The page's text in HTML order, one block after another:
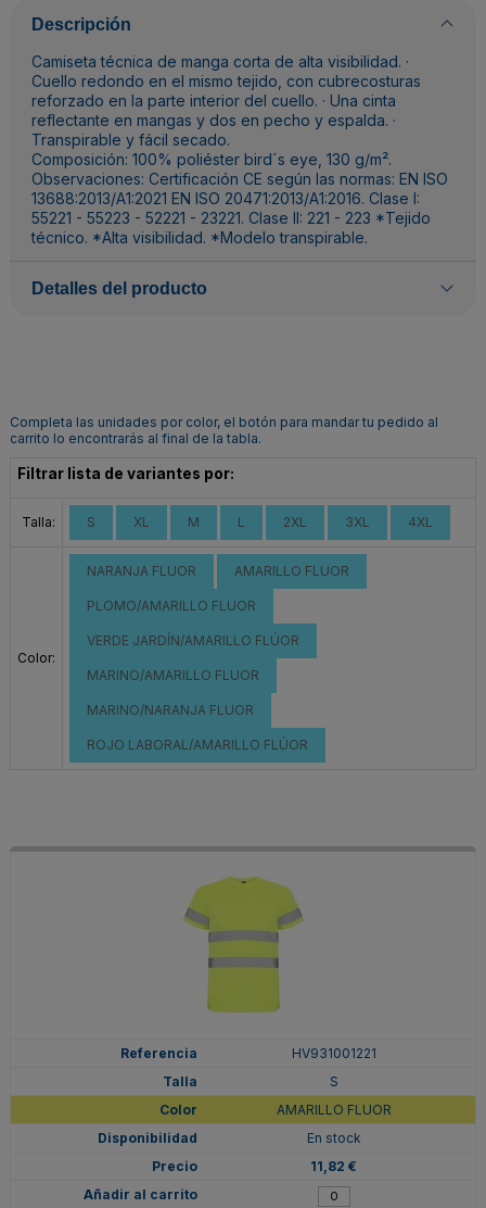
Descripción
Camiseta técnica de manga corta de alta visibilidad. ·
Cuello redondo en el mismo tejido, con cubrecosturas
reforzado en la parte interior del cuello. · Una cinta
reflectante en mangas y dos en pecho y espalda. ·
Transpirable y fácil secado.
Composición: 100% poliéster bird´s eye, 130 g/m².
Observaciones: Certificación CE según las normas: EN ISO
13688:2013/A1:2021 EN ISO 20471:2013/A1:2016. Clase I:
55221 - 55223 - 52221 - 23221. Clase II: 221 - 223 *Tejido
técnico. *Alta visibilidad. *Modelo transpirable.
Detalles del producto
Completa las unidades por color, el botón para mandar tu pedido al
carrito lo encontrarás al final de la tabla.
Filtrar lista de variantes por:
Talla: S XL M L 2XL 3XL 4XL
Color:
NARANJA FLUOR AMARILLO FLUOR
PLOMO/AMARILLO FLUOR
VERDE JARDÍN/AMARILLO FLÚOR
MARINO/AMARILLO FLUOR
MARINO/NARANJA FLUOR
ROJO LABORAL/AMARILLO FLÚOR
HV931001221
S
AMARILLO FLUOR
En stock
11,82 €